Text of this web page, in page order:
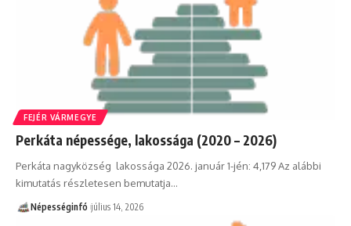
FEJÉR VÁRMEGYE
Perkáta népessége, lakossága (2020 – 2026)
Perkáta nagyközség lakossága 2026. január 1-jén: 4,179 Az alábbi
kimutatás részletesen bemutatja…
Népességinfó július 14, 2026